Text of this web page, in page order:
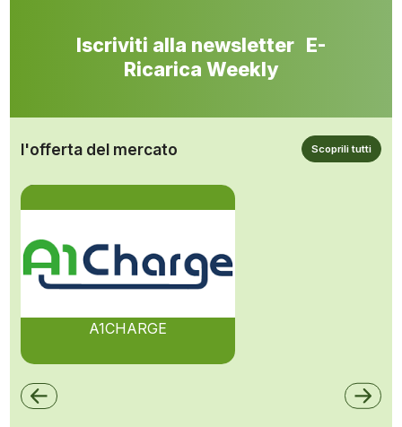
Iscriviti alla newsletter E-
Ricarica Weekly
l'offerta del mercato Scoprili tutti
A1CHARGE